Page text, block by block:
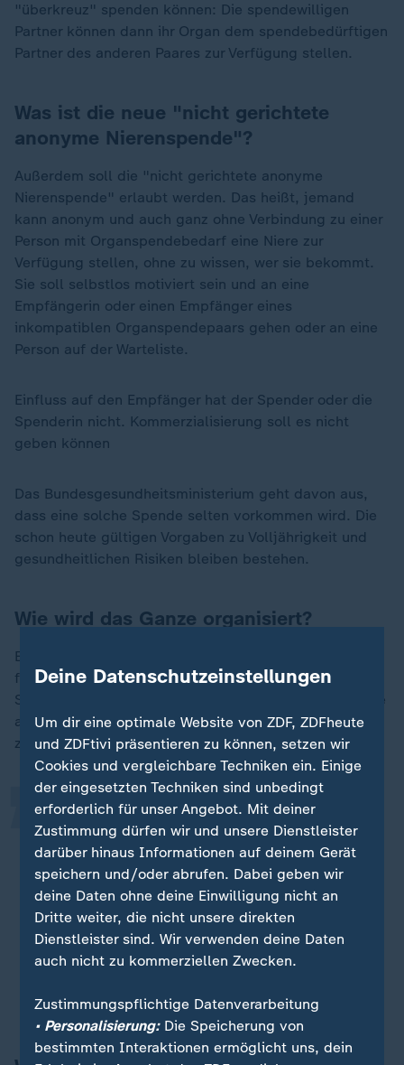
"überkreuz" spenden können: Die spendewilligen
Partner können dann ihr Organ dem spendebedürftigen
Partner des anderen Paares zur Verfügung stellen.
Was ist die neue "nicht gerichtete
anonyme Nierenspende"?
Außerdem soll die "nicht gerichtete anonyme
Nierenspende" erlaubt werden. Das heißt, jemand
kann anonym und auch ganz ohne Verbindung zu einer
Person mit Organspendebedarf eine Niere zur
Verfügung stellen, ohne zu wissen, wer sie bekommt.
Sie soll selbstlos motiviert sein und an eine
Empfängerin oder einen Empfänger eines
inkompatiblen Organspendepaars gehen oder an eine
Person auf der Warteliste.
Einfluss auf den Empfänger hat der Spender oder die
Spenderin nicht. Kommerzialisierung soll es nicht
geben können
Das Bundesgesundheitsministerium geht davon aus,
dass eine solche Spende selten vorkommen wird. Die
schon heute gültigen Vorgaben zu Volljährigkeit und
gesundheitlichen Risiken bleiben bestehen.
Wie wird das Ganze organisiert?
Es sollen laut Gesundheitsministerium "ein Programm
für die Vermittlung und Durchführung" der neuen
Spendemöglichkeiten und eine dafür zuständige Stelle
aufgebaut werden. Die Details blieben am Mittwoch
zunächst offen.
Die Vermittlung der Nieren im
Rahmen der
Überkreuzlebendnierenspende und
der nicht gerichteten anonymen
Nierenspende erfolgt ausschließlich
nach medizinischen Kriterien und
unter Wahrung der Anonymität.
„
Mitteilung des Gesundheitsministeriums
Deine Datenschutzeinstellungen
Um dir eine optimale Website von ZDF, ZDFheute
und ZDFtivi präsentieren zu können, setzen wir
Cookies und vergleichbare Techniken ein. Einige
der eingesetzten Techniken sind unbedingt
erforderlich für unser Angebot. Mit deiner
Zustimmung dürfen wir und unsere Dienstleister
darüber hinaus Informationen auf deinem Gerät
speichern und/oder abrufen. Dabei geben wir
deine Daten ohne deine Einwilligung nicht an
Dritte weiter, die nicht unsere direkten
Dienstleister sind. Wir verwenden deine Daten
auch nicht zu kommerziellen Zwecken.
Zustimmungspflichtige Datenverarbeitung
• Personalisierung:Die Speicherung von
bestimmten Interaktionen ermöglicht uns, dein